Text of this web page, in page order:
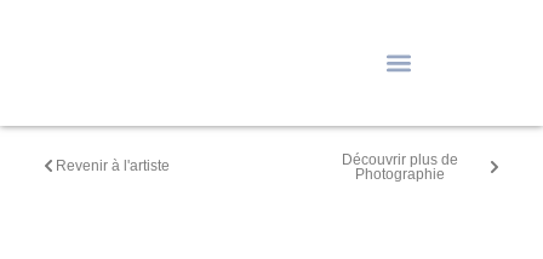
Revenir à l'artiste
Découvrir plus de
Photographie